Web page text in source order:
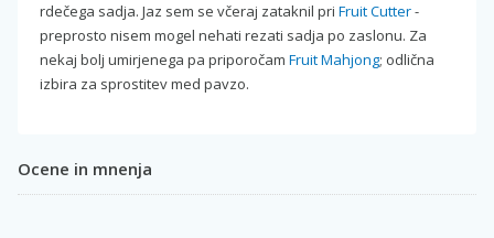
rdečega sadja. Jaz sem se včeraj zataknil pri Fruit Cutter-
preprosto nisem mogel nehati rezati sadja po zaslonu. Za
nekaj bolj umirjenega pa priporočam Fruit Mahjong; odlična
izbira za sprostitev med pavzo.
Ocene in mnenja